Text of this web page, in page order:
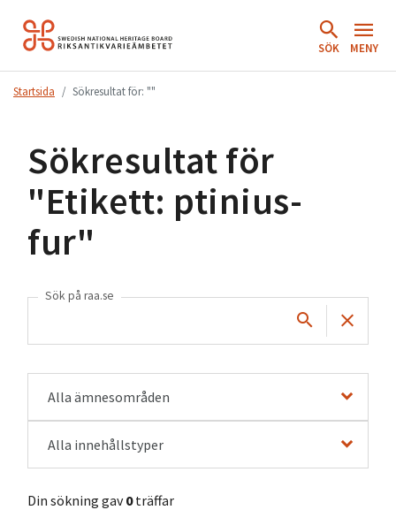
Hoppa
till
SÖK MENY
Startsida Sökresultat för: ""
Sökresultat för
"Etikett: ptinius-
fur"
Sök på raa.se
Alla ämnesområden
Alla innehållstyper
Din sökning gav0träffar